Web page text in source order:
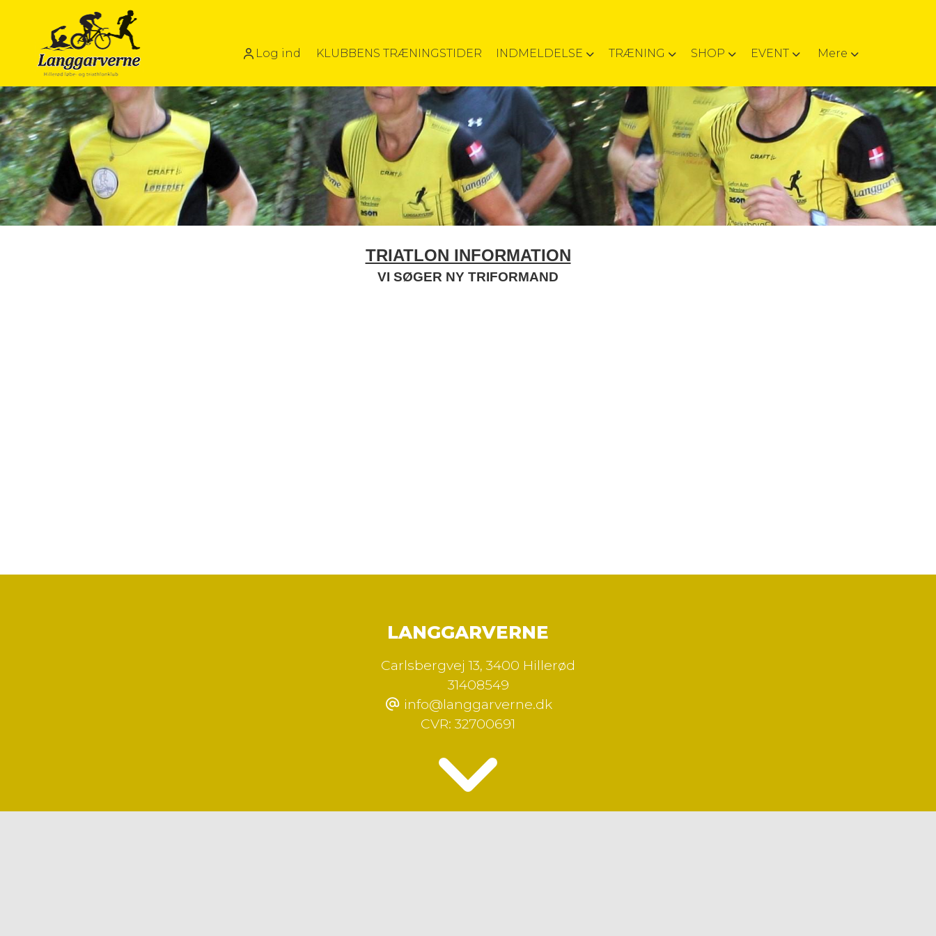
Log ind KLUBBENS TRÆNINGSTIDER INDMELDELSE TRÆNING SHOP EVENT Mere
TRIATLON INFORMATION
VI SØGER NY TRIFORMAND
LANGGARVERNE
Carlsbergvej 13, 3400 Hillerød
31408549
info@langgarverne.dk
CVR: 32700691